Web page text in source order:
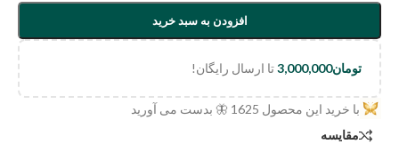
افزودن به سبد خرید
تومان3,000,000تا ارسال رایگان!
با خرید این محصول 1625 🦋 بدست می آورید
مقایسه